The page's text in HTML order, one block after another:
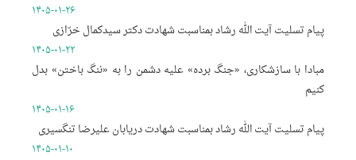
۱۴۰۵-۰۱-۲۶
پیام تسلیت آیت الله رشاد بمناسبت شهادت دکتر سیدکمال خرّازی
۱۴۰۵-۰۱-۲۲
مبادا با سازشکاری، «جنگ برده» علیه دشمن را به «ننگ باختن» بدل
کنیم
۱۴۰۵-۰۱-۱۶
پیام تسلیت آیت الله رشاد بمناسبت شهادت دریابان علیرضا تنگسیری
۱۴۰۵-۰۱-۱۰